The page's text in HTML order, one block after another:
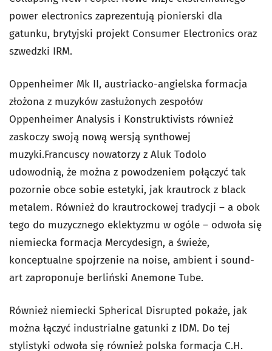
power electronics zaprezentują pionierski dla
gatunku, brytyjski projekt Consumer Electronics oraz
szwedzki IRM.
Oppenheimer Mk II, austriacko-angielska formacja
złożona z muzyków zasłużonych zespołów
Oppenheimer Analysis i Konstruktivists również
zaskoczy swoją nową wersją synthowej
muzyki.Francuscy nowatorzy z Aluk Todolo
udowodnią, że można z powodzeniem połączyć tak
pozornie obce sobie estetyki, jak krautrock z black
metalem. Również do krautrockowej tradycji – a obok
tego do muzycznego eklektyzmu w ogóle – odwoła się
niemiecka formacja Mercydesign, a świeże,
konceptualne spojrzenie na noise, ambient i sound-
art zaproponuje berliński Anemone Tube.
Również niemiecki Spherical Disrupted pokaże, jak
można łączyć industrialne gatunki z IDM. Do tej
stylistyki odwoła się również polska formacja C.H.